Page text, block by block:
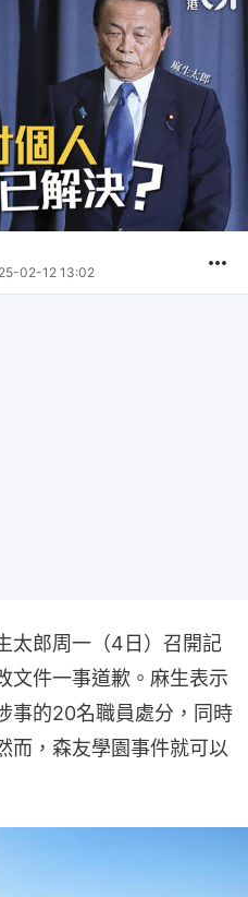
02-12 13:02
太郎周一（4日）召開記
文件一事道歉。麻生表示
事的20名職員處分，同時
而，森友學園事件就可以